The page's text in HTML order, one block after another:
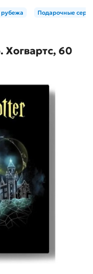
рубежа Подарочные
Хогвартс, 60